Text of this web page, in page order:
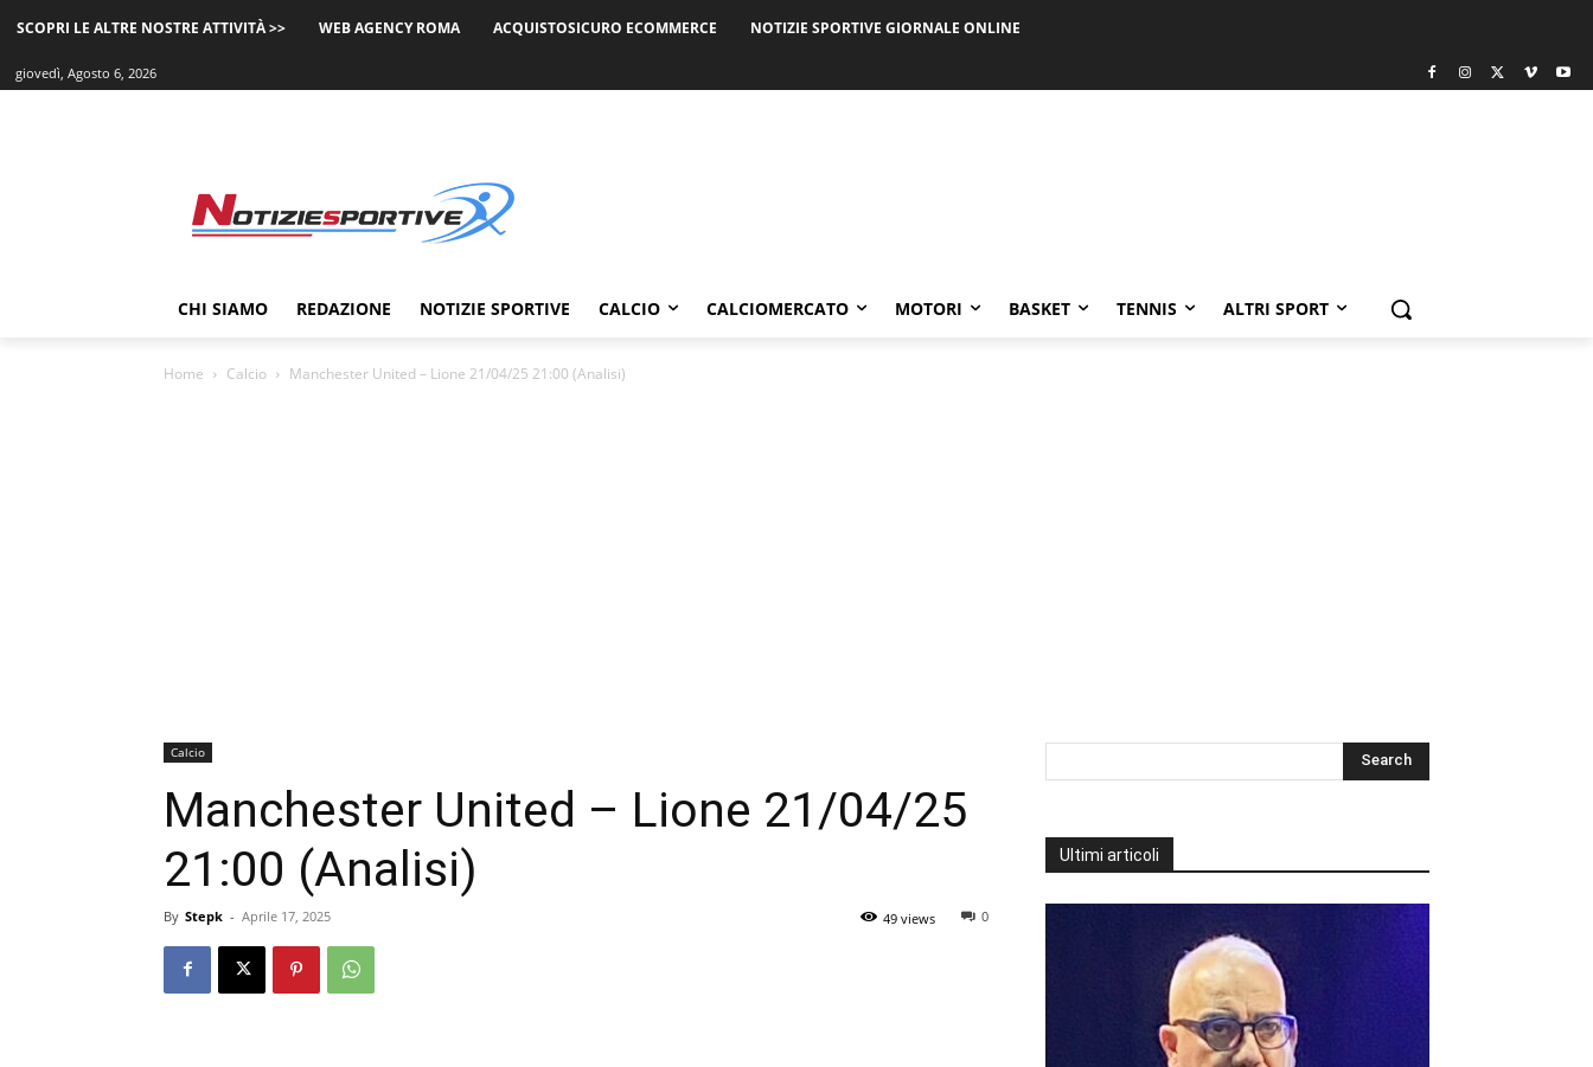
SCOPRI LE ALTRE NOSTRE ATTIVITÀ >> WEB AGENCY ROMA ACQUISTOSICURO ECOMMERCE NOTIZIE SPORTIVE GIORNALE ONLINE
giovedì, Agosto 6, 2026
CHI SIAMO REDAZIONE NOTIZIE SPORTIVE CALCIO CALCIOMERCATO MOTORI BASKET TENNIS ALTRI SPORT
Home Calcio Manchester United – Lione 21/04/25 21:00 (Analisi)
Calcio
Manchester United – Lione 21/04/25
21:00 (Analisi)
By Stepk - Aprile 17, 2025 0
49 views
Ultimi articoli